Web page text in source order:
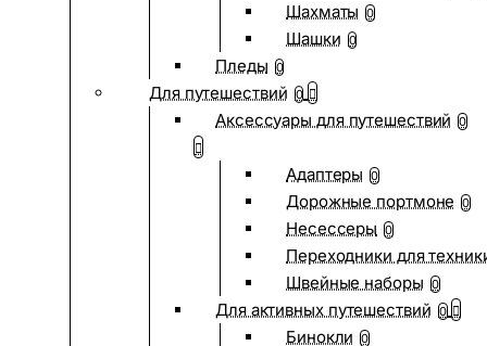
Шахматы 0
Шашки 0
Пледы 0
Для путешествий 0
Аксессуары для путешествий 0
Адаптеры 0
Дорожные портмоне 0
Несессеры 0
Переходники для
Швейные наборы 0
Для активных путешествий 0
Бинокли 0